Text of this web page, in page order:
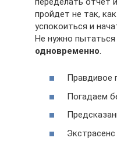
пройдет не так,
успокоиться и
Не нужно пытаться
одновременно
Правдивое
Погадаем